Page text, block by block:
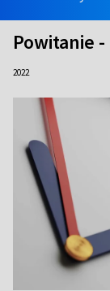
Powitanie
2022